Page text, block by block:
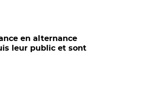
en alternance
leur public et sont